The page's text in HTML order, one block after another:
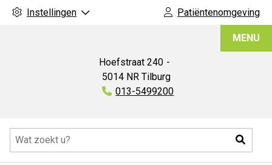
Instellingen Patiëntenomgeving
Hoefstraat 240
5014 NR Tilburg
Tel:
013-5499200
MENU